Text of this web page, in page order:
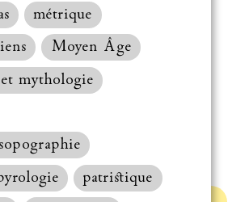
Haut de la
métrique
Moyen Âge
mythologie
patristique